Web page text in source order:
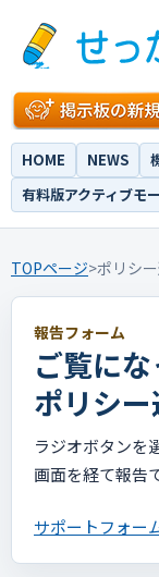
HOME NEWS
有料版アクティブモ
TOPページ>ポリシ
報告フォーム
ご覧にな
ポリシ
ラジオボタンを
画面を経て報告
サポートフォー